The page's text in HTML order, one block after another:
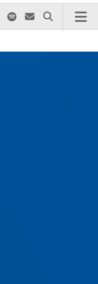
nas zadzwoń
Facebook-u
na Xnas na Instagram-ie
Odwiedź nas na TikTok-u
Szukaj nas na Spotify
Wyślij do nas
Szukaj